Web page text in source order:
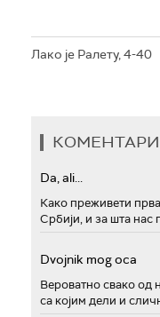
Лако је Ралету, 4-40
КОМЕНТАРИ
Da, ali...
Како преживети
Србији, и за шта
Dvojnik mog oca
Вероватно свако од
са којим дели и